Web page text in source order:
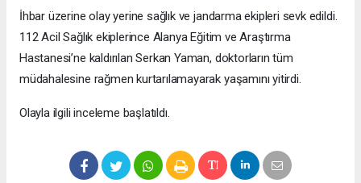
İhbar üzerine olay yerine sağlık ve jandarma ekipleri sevk edildi.
112 Acil Sağlık ekiplerince Alanya Eğitim ve Araştırma
Hastanesi’ne kaldırılan Serkan Yaman, doktorların tüm
müdahalesine rağmen kurtarılamayarak yaşamını yitirdi.
Olayla ilgili inceleme başlatıldı.